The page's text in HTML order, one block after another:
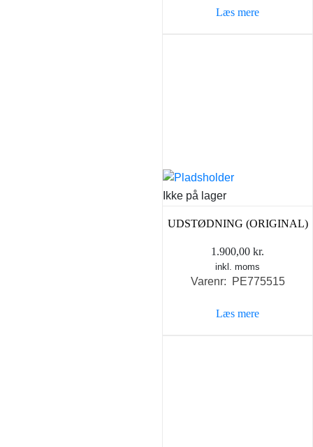
1.699,00 kr..
Læs mere
Ikke på lager
UDSTØDNING (ORIGINAL)
1.900,00 kr.
inkl. moms
Varenr: PE775515
Læs mere